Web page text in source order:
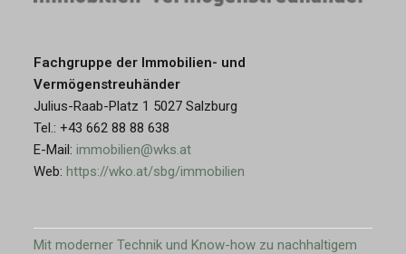
Fachgruppe der Immobilien- und
Vermögenstreuhänder
Julius-Raab-Platz 1 5027 Salzburg
Tel.: +43 662 88 88 638
E-Mail:immobilien@wks.at
Web:https://wko.at/sbg/immobilien
Mit moderner Technik und Know-how zu nachhaltigem